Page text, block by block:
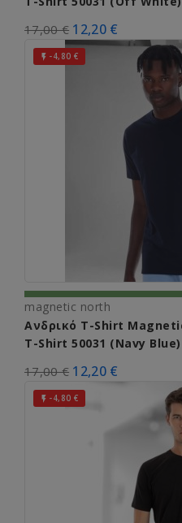
17,00 € 12,20 €
 -4,80 €
magnetic north
Ανδρικό T-Shirt
T-Shirt 50031 (Navy Blue)
17,00 € 12,20 €
 -4,80 €